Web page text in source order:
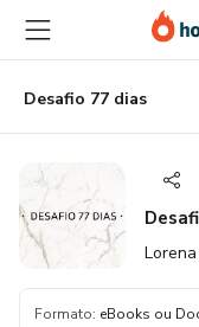
para
conteúdo
principal
para
pagamento
para
rodapé
Desafio 77 dias
Formato: eBooks ou